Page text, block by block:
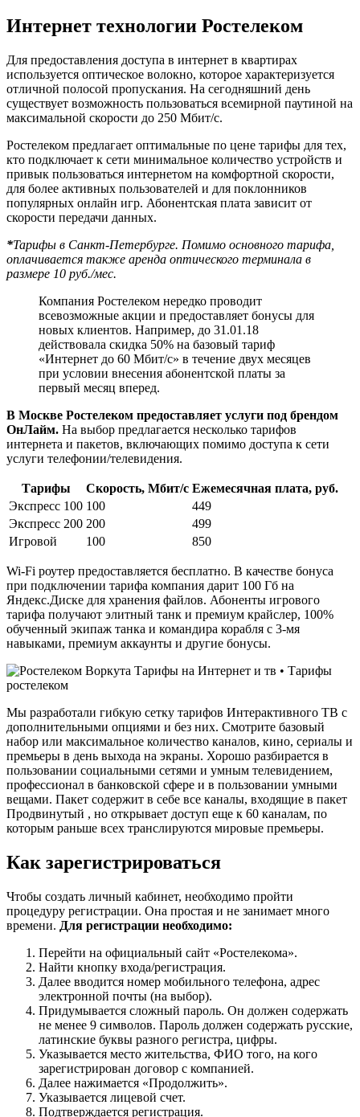
Интернет технологии Ростелеком
Для предоставления доступа в интернет в квартирах
используется оптическое волокно, которое характеризуется
отличной полосой пропускания. На сегодняшний день
существует возможность пользоваться всемирной паутиной на
максимальной скорости до 250 Мбит/с.
Ростелеком предлагает оптимальные по цене тарифы для тех,
кто подключает к сети минимальное количество устройств и
привык пользоваться интернетом на комфортной скорости,
для более активных пользователей и для поклонников
популярных онлайн игр. Абонентская плата зависит от
скорости передачи данных.
*Тарифы в Санкт-Петербурге. Помимо основного тарифа,
оплачивается также аренда оптического терминала в
размере 10 руб./мес.
Компания Ростелеком нередко проводит
всевозможные акции и предоставляет бонусы для
новых клиентов. Например, до 31.01.18
действовала скидка 50% на базовый тариф
«Интернет до 60 Мбит/с» в течение двух месяцев
при условии внесения абонентской платы за
первый месяц вперед.
В Москве Ростелеком предоставляет услуги под брендом
ОнЛайм. На выбор предлагается несколько тарифов
интернета и пакетов, включающих помимо доступа к сети
услуги телефонии/телевидения.
Тарифы Скорость, Мбит/с Ежемесячная плата, руб.
Экспресс 100 100
449
Экспресс 200 200
499
Игровой
100 850
Wi-Fi роутер предоставляется бесплатно. В качестве бонуса
при подключении тарифа компания дарит 100 Гб на
Яндекс.Диске для хранения файлов. Абоненты игрового
тарифа получают элитный танк и премиум крайслер, 100%
обученный экипаж танка и командира корабля с 3-мя
навыками, премиум аккаунты и другие бонусы.
Мы разработали гибкую сетку тарифов Интерактивного ТВ с
дополнительными опциями и без них. Смотрите базовый
набор или максимальное количество каналов, кино, сериалы и
премьеры в день выхода на экраны. Хорошо разбирается в
пользовании социальными сетями и умным телевидением,
профессионал в банковской сфере и в пользовании умными
вещами. Пакет содержит в себе все каналы, входящие в пакет
Продвинутый , но открывает доступ еще к 60 каналам, по
которым раньше всех транслируются мировые премьеры.
Как зарегистрироваться
Чтобы создать личный кабинет, необходимо пройти
процедуру регистрации. Она простая и не занимает много
времени. Для регистрации необходимо:
Перейти на официальный сайт «Ростелекома».
Найти кнопку входа/регистрация.
Далее вводится номер мобильного телефона, адрес
электронной почты (на выбор).
Придумывается сложный пароль. Он должен содержать
не менее 9 символов. Пароль должен содержать русские,
латинские буквы разного регистра, цифры.
Указывается место жительства, ФИО того, на кого
зарегистрирован договор с компанией.
Далее нажимается «Продолжить».
Указывается лицевой счет.
Подтверждается регистрация.